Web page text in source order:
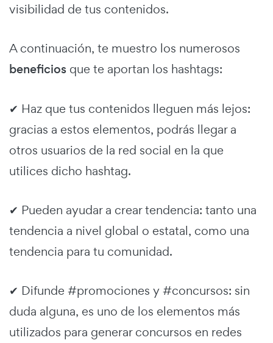
visibilidad de tus contenidos.
A continuación, te muestro los numerosos
beneficios que te aportan los hashtags:
✔ Haz que tus contenidos lleguen más lejos:
gracias a estos elementos, podrás llegar a
otros usuarios de la red social en la que
utilices dicho hashtag.
✔ Pueden ayudar a crear tendencia: tanto una
tendencia a nivel global o estatal, como una
tendencia para tu comunidad.
✔ Difunde #promociones y #concursos: sin
duda alguna, es uno de los elementos más
utilizados para generar concursos en redes